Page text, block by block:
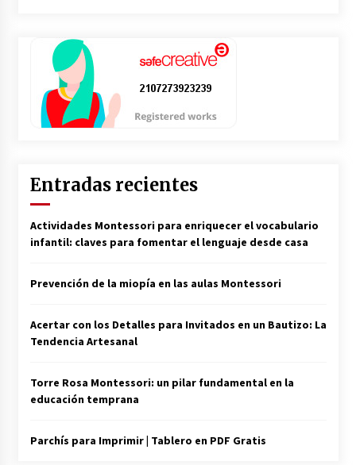
Entradas recientes
Actividades Montessori para enriquecer el vocabulario
infantil: claves para fomentar el lenguaje desde casa
Prevención de la miopía en las aulas Montessori
Acertar con los Detalles para Invitados en un Bautizo: La
Tendencia Artesanal
Torre Rosa Montessori: un pilar fundamental en la
educación temprana
Parchís para Imprimir | Tablero en PDF Gratis